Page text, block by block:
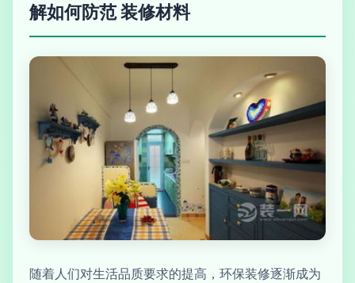
解如何防范 装修材料
随着人们对生活品质要求的提高，环保装修逐渐成为